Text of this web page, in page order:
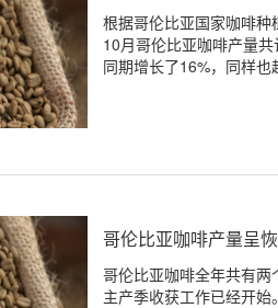
根据哥伦比亚国家咖啡
10月哥伦比亚咖啡产量
同期增长了16%，同样也
哥伦比亚咖啡产量呈
哥伦比亚咖啡全年共有
主产季收获工作已经开始。